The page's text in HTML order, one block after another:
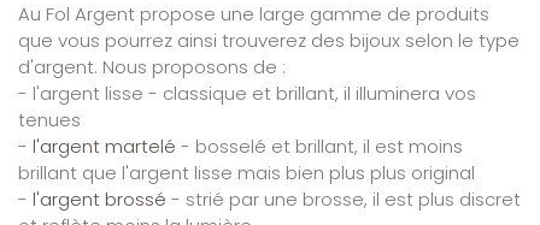
Au Fol Argent propose une large gamme de produits
que vous pourrez ainsi trouverez des bijoux selon le type
d'argent. Nous proposons de :
- l'argent lisse - classique et brillant, il illuminera vos
tenues
- l'argent martelé - bosselé et brillant, il est moins
brillant que l'argent lisse mais bien plus plus original
- l'argent brossé - strié par une brosse, il est plus discret